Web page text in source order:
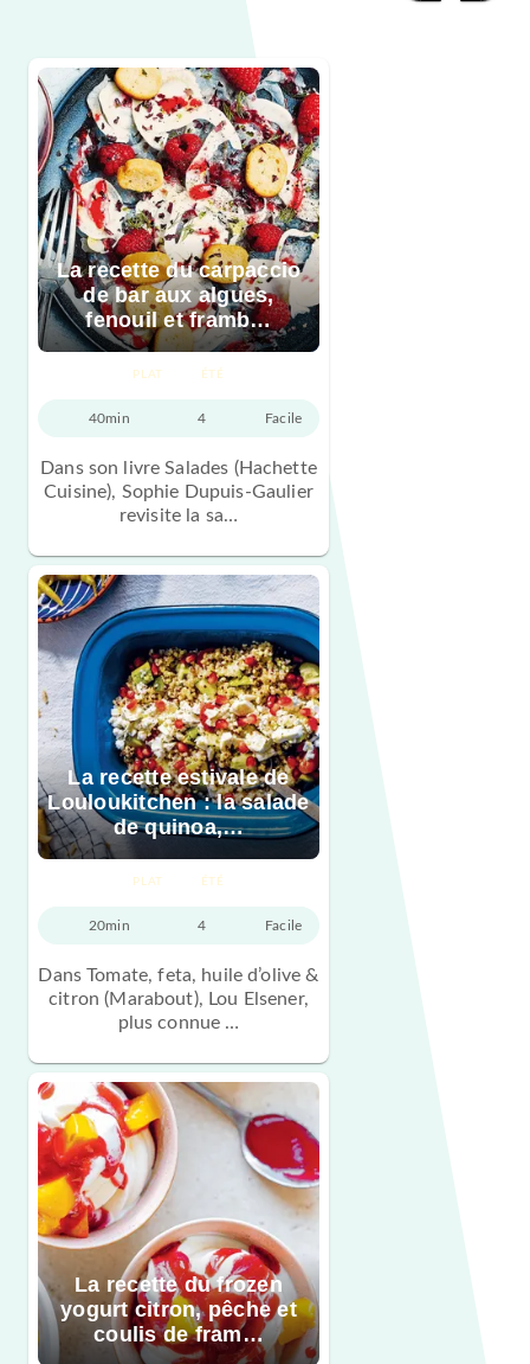
La recette du carpaccio
de bar aux algues,
fenouil et framb…
PLAT ÉTÉ
40min 4 Facile
Dans son livre Salades (Hachette
Cuisine), Sophie Dupuis-Gaulier
revisite la sa…
La recette estivale de
Louloukitchen : la salade
de quinoa,…
PLAT ÉTÉ
20min 4 Facile
Dans Tomate, feta, huile d’olive &
citron (Marabout), Lou Elsener,
plus connue …
La recette du frozen
yogurt citron, pêche et
coulis de fram…